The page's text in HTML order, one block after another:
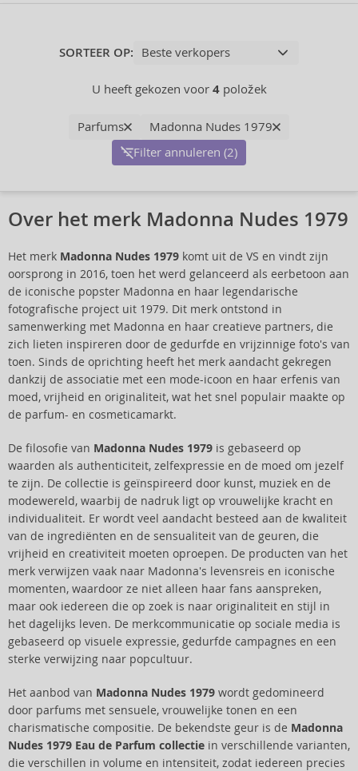
SORTEER OP:
U heeft gekozen voor 4položek
Parfums
Madonna Nudes 1979
Filter annuleren (2)
Over het merk Madonna Nudes 1979
Het merk Madonna Nudes 1979 komt uit de VS en vindt zijn
oorsprong in 2016, toen het werd gelanceerd als eerbetoon aan
de iconische popster Madonna en haar legendarische
fotografische project uit 1979. Dit merk ontstond in
samenwerking met Madonna en haar creatieve partners, die
zich lieten inspireren door de gedurfde en vrijzinnige foto's van
toen. Sinds de oprichting heeft het merk aandacht gekregen
dankzij de associatie met een mode-icoon en haar erfenis van
moed, vrijheid en originaliteit, wat het snel populair maakte op
de parfum- en cosmeticamarkt.
De filosofie van Madonna Nudes 1979 is gebaseerd op
waarden als authenticiteit, zelfexpressie en de moed om jezelf
te zijn. De collectie is geïnspireerd door kunst, muziek en de
modewereld, waarbij de nadruk ligt op vrouwelijke kracht en
individualiteit. Er wordt veel aandacht besteed aan de kwaliteit
van de ingrediënten en de sensualiteit van de geuren, die
vrijheid en creativiteit moeten oproepen. De producten van het
merk verwijzen vaak naar Madonna's levensreis en iconische
momenten, waardoor ze niet alleen haar fans aanspreken,
maar ook iedereen die op zoek is naar originaliteit en stijl in
het dagelijks leven. De merkcommunicatie op sociale media is
gebaseerd op visuele expressie, gedurfde campagnes en een
sterke verwijzing naar popcultuur.
Het aanbod van Madonna Nudes 1979 wordt gedomineerd
door parfums met sensuele, vrouwelijke tonen en een
charismatische compositie. De bekendste geur is de Madonna
Nudes 1979 Eau de Parfum collectie in verschillende varianten,
die verschillen in volume en intensiteit, zodat iedereen precies